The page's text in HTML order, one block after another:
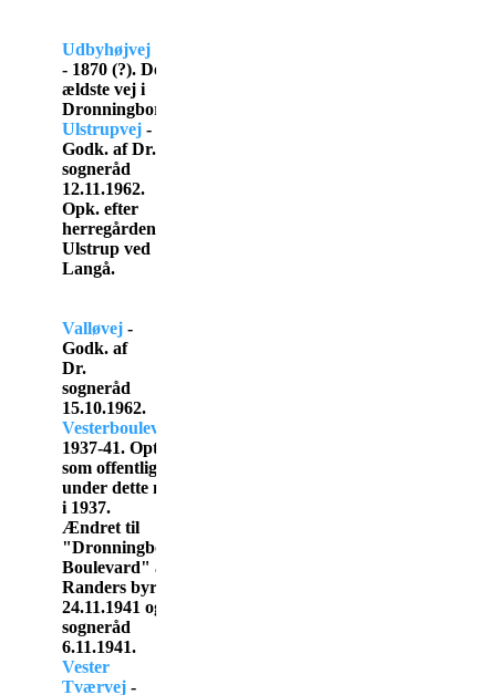
Udbyhøjvej
- 1870 (?). Den
ældste vej i
Dronningborg.
Ulstrupvej -
Godk. af Dr.
sogneråd
12.11.1962.
Opk. efter
herregården
Ulstrup ved
Langå.
Valløvej -
Godk. af
Dr.
sogneråd
15.10.1962.
Vesterboulevard
1937-41. Optaget
som offentlig
under dette navn
i 1937.
Ændret til
"Dronningborg
Boulevard" af
Randers byråd
24.11.1941 og Dr.
sogneråd
6.11.1941.
Vester
Tværvej -